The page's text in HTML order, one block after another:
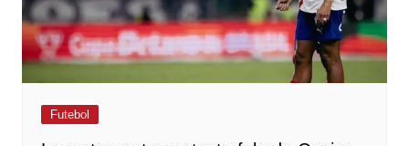
Futebol